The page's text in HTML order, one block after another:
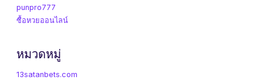
punpro777
ซื้อหวยออนไลน์
หมวดหมู่
13satanbets.com